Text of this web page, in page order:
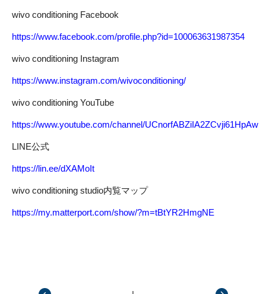
wivo conditioning Facebook
https://www.facebook.com/profile.php?id=100063631987354
wivo conditioning Instagram
https://www.instagram.com/wivoconditioning/
wivo conditioning YouTube
https://www.youtube.com/channel/UCnorfABZiIA2ZCvji61HpAw
LINE公式
https://lin.ee/dXAMoIt
wivo conditioning studio内覧マップ
https://my.matterport.com/show/?m=tBtYR2HmgNE